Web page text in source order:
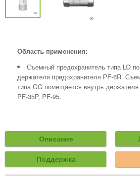
Область применения:
Съемный предохранитель типа LO
держателя предохранителя PF-6R.
типа GG помещается внутрь
PF-35P, PF-95.
Описание
Поддержка